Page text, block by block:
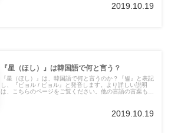
2019.10.19
『星（ほし）』は韓国語で何と言う？
『星（ほし）』は、韓国語で何と言うのか？『별』と表記
し、『ビョル / ピョル』と発音します。より詳しい説明
は、こちらのページをご覧ください。他の言語の言葉も紹
2019.10.19